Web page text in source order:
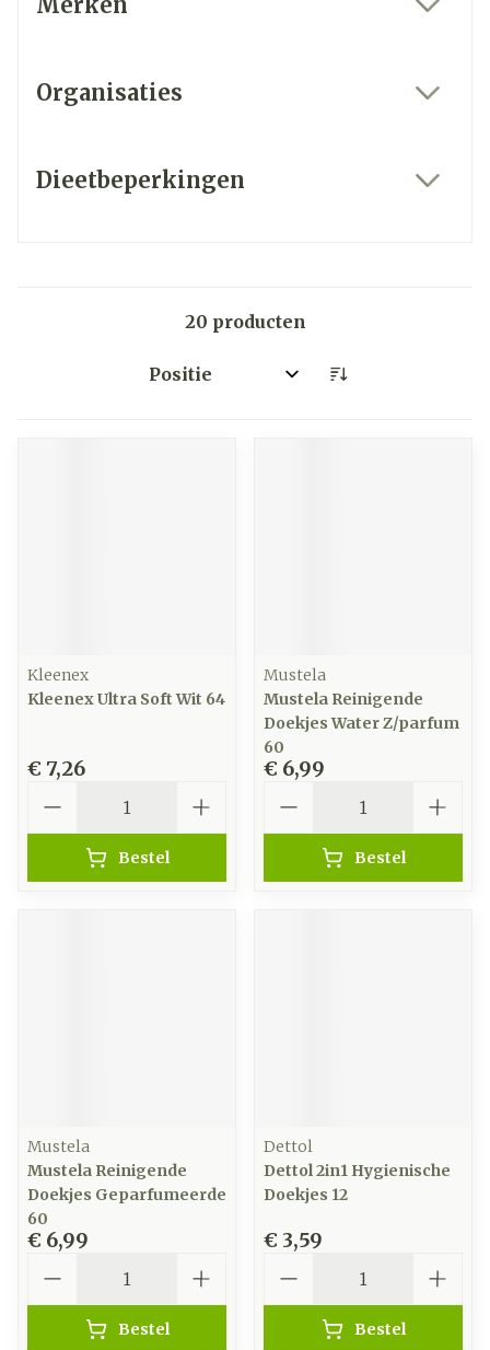
Organisaties
Dieetbeperkingen
20 producten
Sorteer op:
Kleenex
Kleenex Ultra Soft Wit 64
€ 7,26
Bestel
Mustela
Mustela Reinigende
Doekjes Water Z/parfum
60
€ 6,99
Bestel
Mustela
Mustela Reinigende
Doekjes Geparfumeerde
60
€ 6,99
Bestel
Dettol
Dettol 2in1 Hygienische
Doekjes 12
€ 3,59
Bestel